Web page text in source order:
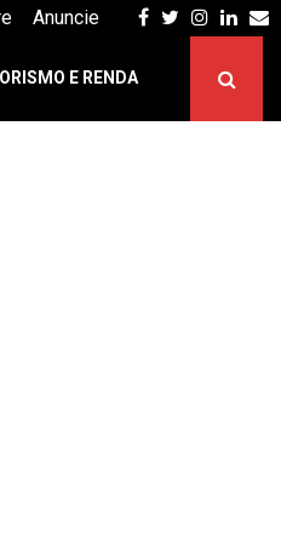
Facebook
Twitter
Anuncie
E RENDA